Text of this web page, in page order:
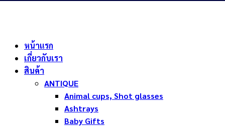
หน้าแรก
เกี่ยวกับเรา
สินค้า
ANTIQUE
Animal cups, Shot glasses
Ashtrays
Baby Gifts